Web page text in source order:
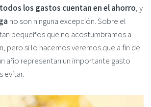
todos los gastos cuentan en el ahorro, y
no son ninguna excepción. Sobre el
pequeños que no acostumbramos a
pero si lo hacemos veremos que a fin de
año representan un importante gasto
evitar.